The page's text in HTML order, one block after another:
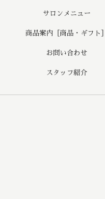
サロンメニュー
商品案内［商品・ギフト］
お問い合わせ
スタッフ紹介